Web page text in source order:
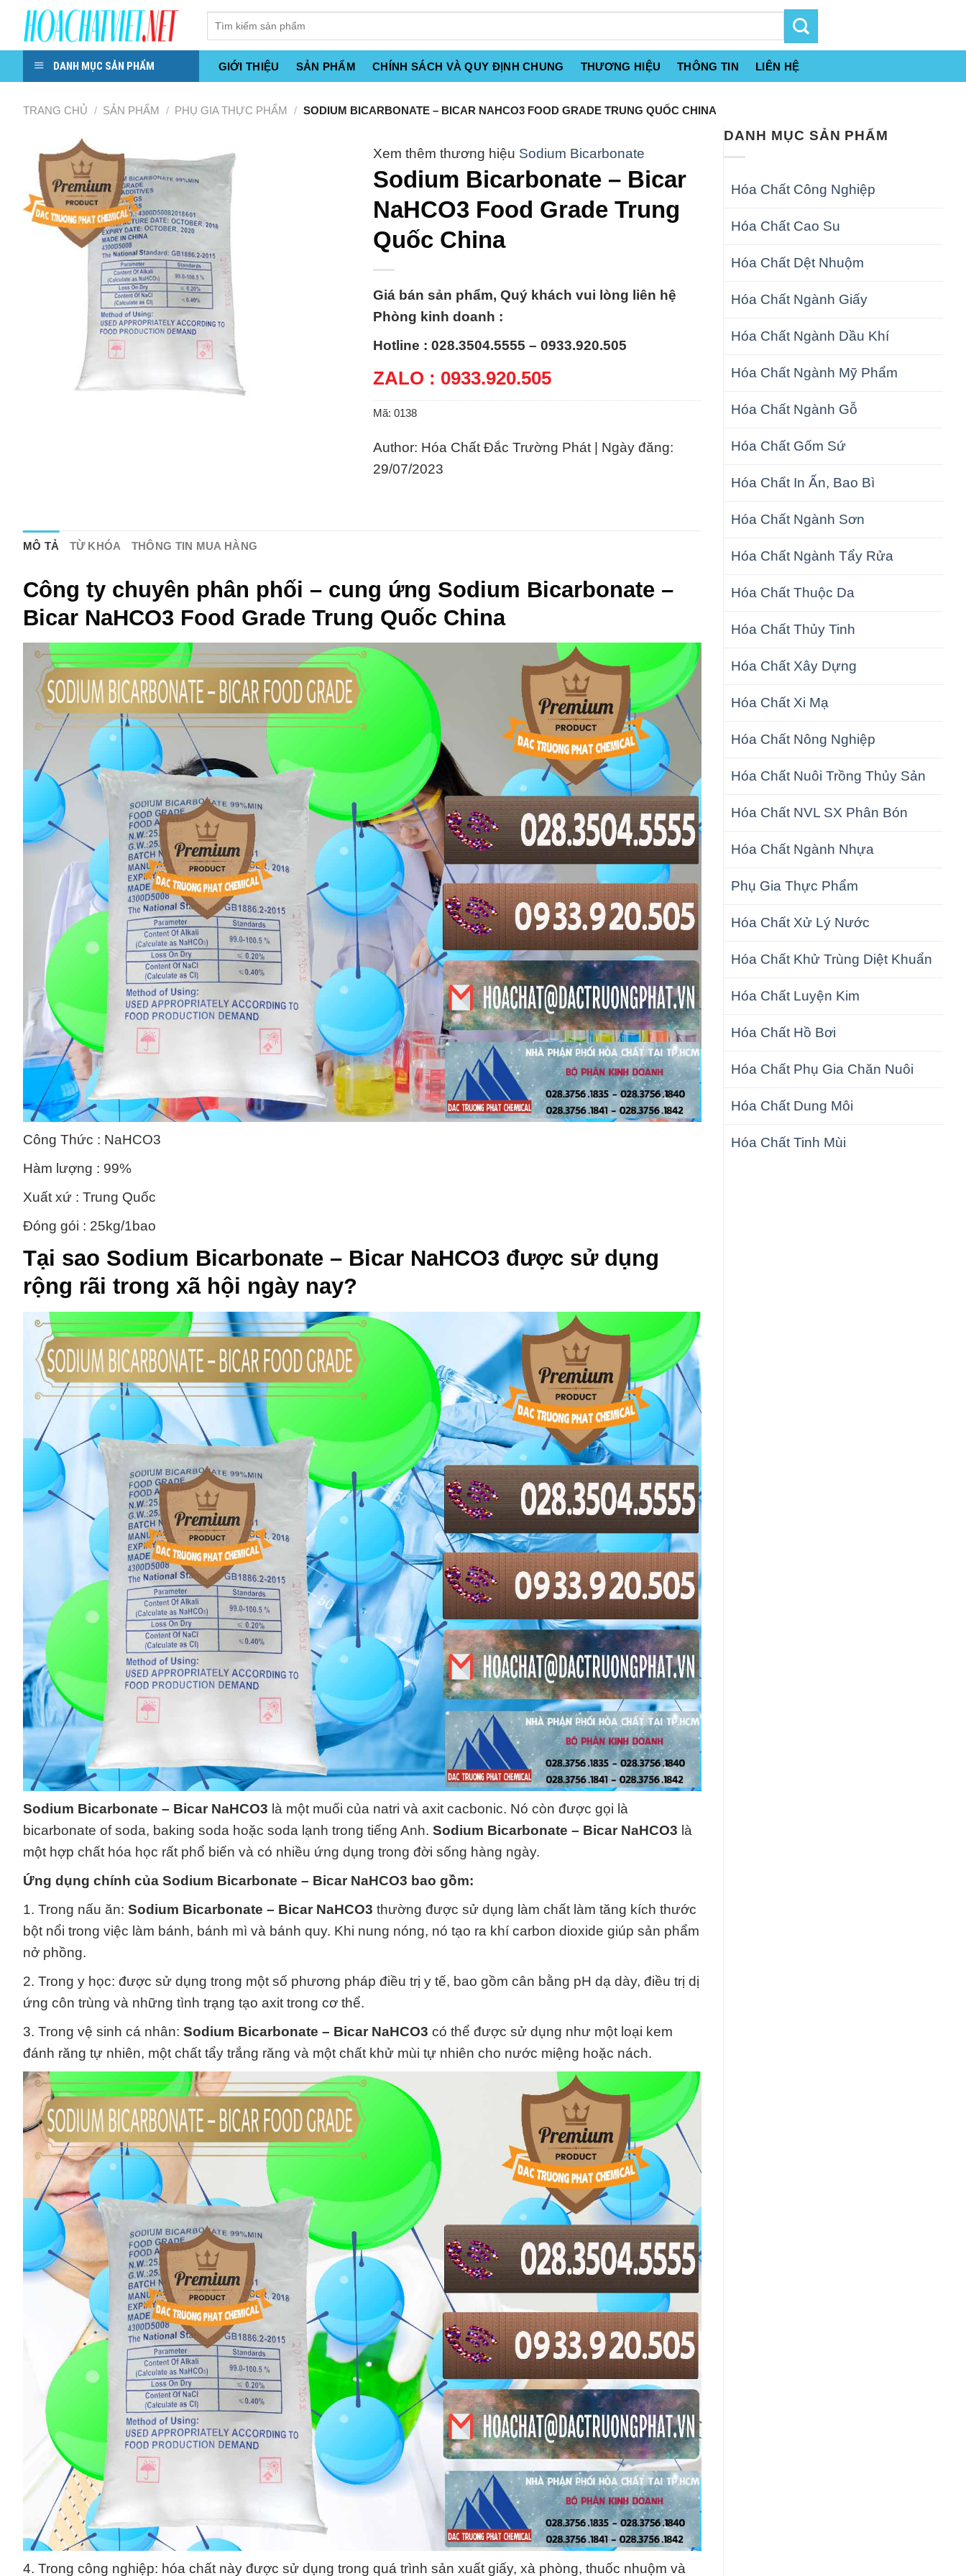
Skip
content
DANH MỤC SẢN PHẨM GIỚI THIỆU SẢN PHẨM CHÍNH SÁCH VÀ QUY ĐỊNH CHUNG THƯƠNG HIỆU THÔNG TIN LIÊN HỆ
TRANG CHỦ / SẢN PHẨM / PHỤ GIA THỰC PHẨM / SODIUM BICARBONATE – BICAR NAHCO3 FOOD GRADE TRUNG QUỐC CHINA
DANH MỤC SẢN PHẨM
Hóa Chất Công Nghiệp
Hóa Chất Cao Su
Hóa Chất Dệt Nhuộm
Hóa Chất Ngành Giấy
Hóa Chất Ngành Dầu Khí
Hóa Chất Ngành Mỹ Phẩm
Hóa Chất Ngành Gỗ
Hóa Chất Gốm Sứ
Hóa Chất In Ấn, Bao Bì
Hóa Chất Ngành Sơn
Hóa Chất Ngành Tẩy Rửa
Hóa Chất Thuộc Da
Hóa Chất Thủy Tinh
Hóa Chất Xây Dựng
Hóa Chất Xi Mạ
Hóa Chất Nông Nghiệp
Hóa Chất Nuôi Trồng Thủy Sản
Hóa Chất NVL SX Phân Bón
Hóa Chất Ngành Nhựa
Phụ Gia Thực Phẩm
Hóa Chất Xử Lý Nước
Hóa Chất Khử Trùng Diệt Khuẩn
Hóa Chất Luyện Kim
Hóa Chất Hồ Bơi
Hóa Chất Phụ Gia Chăn Nuôi
Hóa Chất Dung Môi
Hóa Chất Tinh Mùi
Sodium Bicarbonate
Sodium Bicarbonate – Bicar
NaHCO3 Food Grade Trung
Quốc China
Giá bán sản phẩm, Quý khách vui lòng liên hệ
Phòng kinh doanh :
Hotline : 028.3504.5555 – 0933.920.505
ZALO : 0933.920.505
Mã: 0138
Author: Hóa Chất Đắc Trường Phát | Ngày đăng:
29/07/2023
MÔ TẢ TỪ KHÓA THÔNG TIN MUA HÀNG
Công ty chuyên phân phối – cung ứng Sodium Bicarbonate –
Bicar NaHCO3 Food Grade Trung Quốc China
Công Thức : NaHCO3
Hàm lượng : 99%
Xuất xứ : Trung Quốc
Đóng gói : 25kg/1bao
Tại sao Sodium Bicarbonate – Bicar NaHCO3 được sử dụng
rộng rãi trong xã hội ngày nay?
Sodium Bicarbonate – Bicar NaHCO3 là một muối của natri và axit cacbonic. Nó còn được gọi là
bicarbonate of soda, baking soda hoặc soda lạnh trong tiếng Anh. Sodium Bicarbonate – Bicar NaHCO3 là
một hợp chất hóa học rất phổ biến và có nhiều ứng dụng trong đời sống hàng ngày.
Ứng dụng chính của Sodium Bicarbonate – Bicar NaHCO3 bao gồm:
1. Trong nấu ăn: Sodium Bicarbonate – Bicar NaHCO3 thường được sử dụng làm chất làm tăng kích thước
bột nổi trong việc làm bánh, bánh mì và bánh quy. Khi nung nóng, nó tạo ra khí carbon dioxide giúp sản phẩm
nở phồng.
2. Trong y học: được sử dụng trong một số phương pháp điều trị y tế, bao gồm cân bằng pH dạ dày, điều trị dị
ứng côn trùng và những tình trạng tạo axit trong cơ thể.
3. Trong vệ sinh cá nhân: Sodium Bicarbonate – Bicar NaHCO3 có thể được sử dụng như một loại kem
đánh răng tự nhiên, một chất tẩy trắng răng và một chất khử mùi tự nhiên cho nước miệng hoặc nách.
4. Trong công nghiệp: hóa chất này được sử dụng trong quá trình sản xuất giấy, xà phòng, thuốc nhuộm và